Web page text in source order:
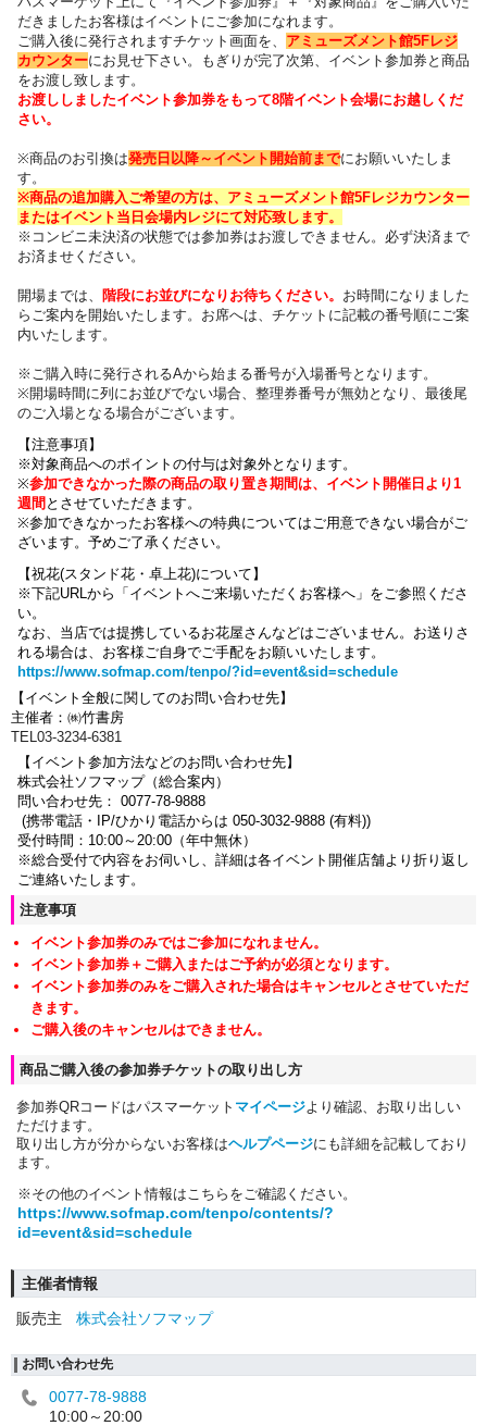
だきましたお客様はイベントにご参加になれます。
ご購入後に発行されますチケット画面を、 アミューズメント館5Fレジ
カウンターにお見せ下さい。
もぎりが完了次第、イベント参加券と商品
をお渡し致します。
お渡ししましたイベント参加券をもって8階イベント会場にお越しくだ
さい。
※商品のお引換は発売日以降～ イベント開始前までにお願いいたしま
す。
※商品の追加購入ご希望の方は、 アミューズメント館5Fレジカウンター
またはイベント当日会場内レジにて対応致します。
※コンビニ未決済の状態では参加券はお渡しできません。必ず決済まで
お済ませください。
開場までは、 階段にお並びになりお待ちください。 お時間になりました
らご案内を開始いたします。お席へは、チケットに記載の番号順にご案
内いたします 。
※ご購入時に発行されるAから始まる番号が入場番号となります。
※開場時間に列にお並びでない場合、整理券番号が無効となり、最後尾
のご入場となる場合がございます。
【注意事項】
※対象商品へのポイントの付与は対象外となります。
※参加できなかった際の商品の取り置き期間は、イベント開催日より1
週間 とさせていただきます。
※参加できなかったお客様への特典についてはご用意できない場合がご
ざいます。 予めご了承ください。
【祝花(スタンド花・卓上花)について】
※下記URLから「イベントへご来場いただくお客様へ」をご参照くださ
い。
なお、当店では提携しているお花屋さんなどはございません。お送りさ
れる場合は、お客様ご自身でご手配をお願いいたします。
https://www.sofmap.com/tenpo/?id=event&sid=schedule
【イベント全般に関してのお問い合わせ先】
主催者：㈱竹書房
TEL03-3234-6381
【イベント参加方法などのお問い合わせ先】
株式会社ソフマップ（総合案内）
問い合わせ先： 0077-78-9888
(携帯電話・IP/ひかり電話からは 050-3032-9888 (有料))
受付時間：10:00～20:00（年中無休）
※総合受付で内容をお伺いし、詳細は各イベント開催店舗より折り返し
ご連絡いたします。
注意事項
イベント参加券のみではご参加になれません。
イベント参加券＋ご購入またはご予約が必須となります。
イベント参加券のみをご購入された場合はキャンセルとさせていただ
きます。
ご購入後のキャンセルはできません。
商品ご購入後の参加券チケットの取り出し方
参加券QRコードはパスマーケット マイページより確認、お取り出しい
ただけます。
取り出し方が分からないお客様はヘルプページにも詳細を記載しており
ます。
※その他のイベント情報はこちらをご確認ください。
https://www.sofmap.com/tenpo/contents/?
id=event&sid=schedule
主催者情報
販売主
株式会社ソフマップ
お問い合わせ先
0077-78-9888
10:00～20:00